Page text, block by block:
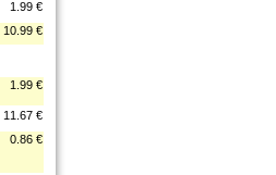
1.99 €
10.99 €
1.99 €
11.67 €
0.86 €